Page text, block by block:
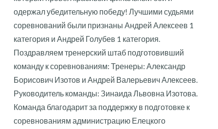
одержал убедительную победу! Лучшими судьями
соревнований были признаны Андрей Алексеев 1
категория и Андрей Голубев 1 категория.
Поздравляем тренерский штаб подготовивший
команду к соревнованиям: Тренеры: Александр
Борисович Изотов и Андрей Валерьевич Алексеев.
Руководитель команды: Зинаида Львовна Изотова.
Команда благодарит за поддержку в подготовке к
соревнованиям администрацию Елецкого